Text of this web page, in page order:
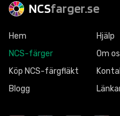
NCSfarger.se
Hem
NCS-färger
Köp NCS-färgfläkt
Blogg
Hjälp
Om